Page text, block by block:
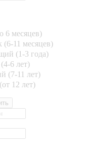
6 месяцев)
(6-11 месяцев)
(1-3 года)
6 лет)
(7-11 лет)
12 лет)